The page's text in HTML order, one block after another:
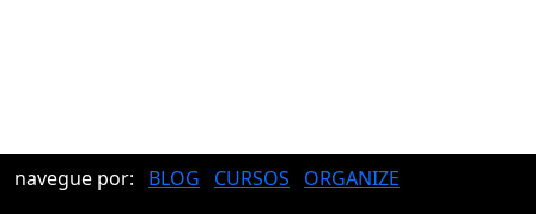
navegue por: BLOG CURSOS ORGANIZE